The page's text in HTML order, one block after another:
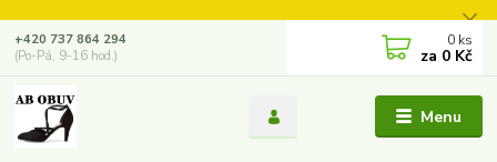
Menu
+420 737 864 294
(Po-Pá, 9-16 hod.)
0 ks
za 0 Kč